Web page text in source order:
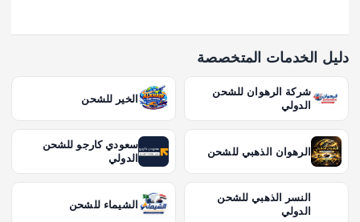
دليل الخدمات المتخصصة
شركة الرهوان للشحن
الدولي
الخير للشحن
الرهوان الذهبي للشحن
سعودي كارجو للشحن
الدولي
النسر الذهبي للشحن
الدولي
الشيماء للشحن